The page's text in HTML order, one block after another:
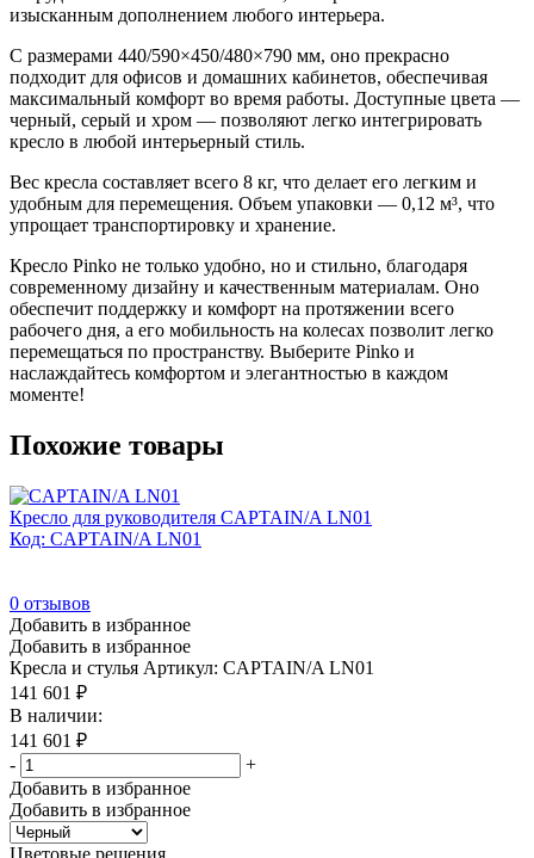
изысканным дополнением любого интерьера.
С размерами 440/590×450/480×790 мм, оно прекрасно
подходит для офисов и домашних кабинетов, обеспечивая
максимальный комфорт во время работы. Доступные цвета —
черный, серый и хром — позволяют легко интегрировать
кресло в любой интерьерный стиль.
Вес кресла составляет всего 8 кг, что делает его легким и
удобным для перемещения. Объем упаковки — 0,12 м³, что
упрощает транспортировку и хранение.
Кресло Pinko не только удобно, но и стильно, благодаря
современному дизайну и качественным материалам. Оно
обеспечит поддержку и комфорт на протяжении всего
рабочего дня, а его мобильность на колесах позволит легко
перемещаться по пространству. Выберите Pinko и
наслаждайтесь комфортом и элегантностью в каждом
моменте!
Похожие товары
Кресло для руководителя CAPTAIN/A LN01
Код: CAPTAIN/A LN01
0 отзывов
Добавить в избранное
Добавить в избранное
Кресла и стулья Артикул: CAPTAIN/A LN01
141 601 ₽
В наличии:
141 601 ₽
-
+
Добавить в избранное
Добавить в избранное
Цветовые решения